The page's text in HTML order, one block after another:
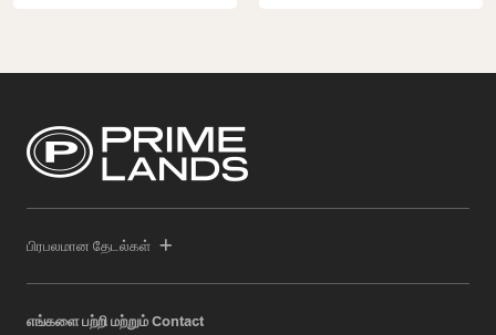
பிரபலமான தேடல்கள்
எங்களை பற்றி மற்றும் Contact